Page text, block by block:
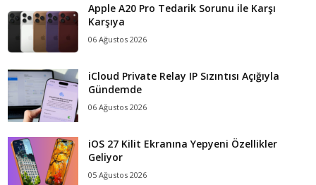
Apple A20 Pro Tedarik Sorunu ile Karşı
Karşıya
06 Ağustos 2026
iCloud Private Relay IP Sızıntısı Açığıyla
Gündemde
06 Ağustos 2026
iOS 27 Kilit Ekranına Yepyeni Özellikler
Geliyor
05 Ağustos 2026